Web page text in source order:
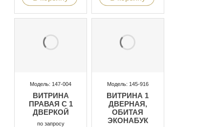
Модель: 147-004
ВИТРИНА
ПРАВАЯ С 1
ДВЕРКОЙ
по запросу
Модель: 145-916
ВИТРИНА 1
ДВЕРНАЯ,
ОБИТАЯ
ЭКОНАБУК